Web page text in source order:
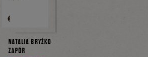
NATALIA BRYŻKO-
ZAPÓR